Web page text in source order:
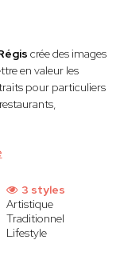
crée des images
en valeur les
pour particuliers
3 styles
Artistique
Traditionnel
Lifestyle